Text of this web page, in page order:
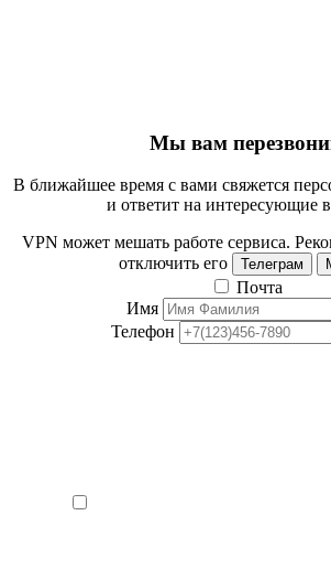
Мы вам
В ближайшее время с вами свяжется
и ответит на интересующие
VPN может мешать работе сервиса.
отключить его
Телеграм
Почта
Имя
Телефон